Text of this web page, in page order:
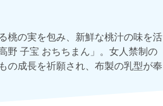
の実を包み、新鮮な桃汁の味を活
野 子宝 おちちまん」。女人禁制の
の成長を祈願され、布製の乳型が奉